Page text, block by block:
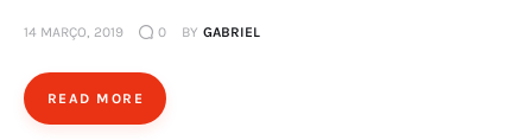
14 MARÇO, 2019 0 BY GABRIEL
READ MORE